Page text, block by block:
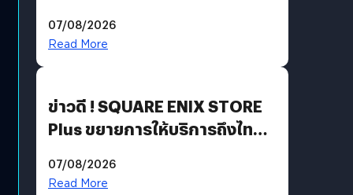
07/08/2026
Read More
ข่าวดี ! SQUARE ENIX STORE
Plus ขยายการให้บริการถึงไทย
โดยตรง
07/08/2026
Read More